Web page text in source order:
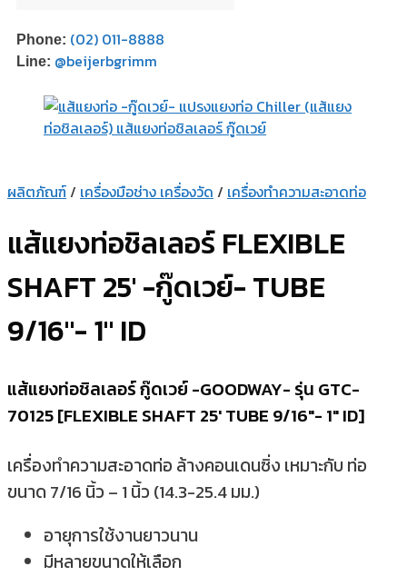
Phone: (02) 011-8888
Line: @beijerbgrimm
ผลิตภัณฑ์/ เครื่องมือช่าง เครื่องวัด / เครื่องทำความสะอาดท่อ
แส้แยงท่อชิลเลอร์ FLEXIBLE
SHAFT 25′ -กู๊ดเวย์- TUBE
9/16″- 1″ ID
แส้แยงท่อชิลเลอร์ กู๊ดเวย์ -GOODWAY- รุ่น GTC-
70125 [FLEXIBLE SHAFT 25′ TUBE 9/16″- 1″ ID]
เครื่องทำความสะอาดท่อ ล้างคอนเดนซิ่ง เหมาะกับ ท่อ
ขนาด 7/16 นิ้ว – 1 นิ้ว (14.3-25.4 มม.)
อายุการใช้งานยาวนาน
มีหลายขนาดให้เลือก